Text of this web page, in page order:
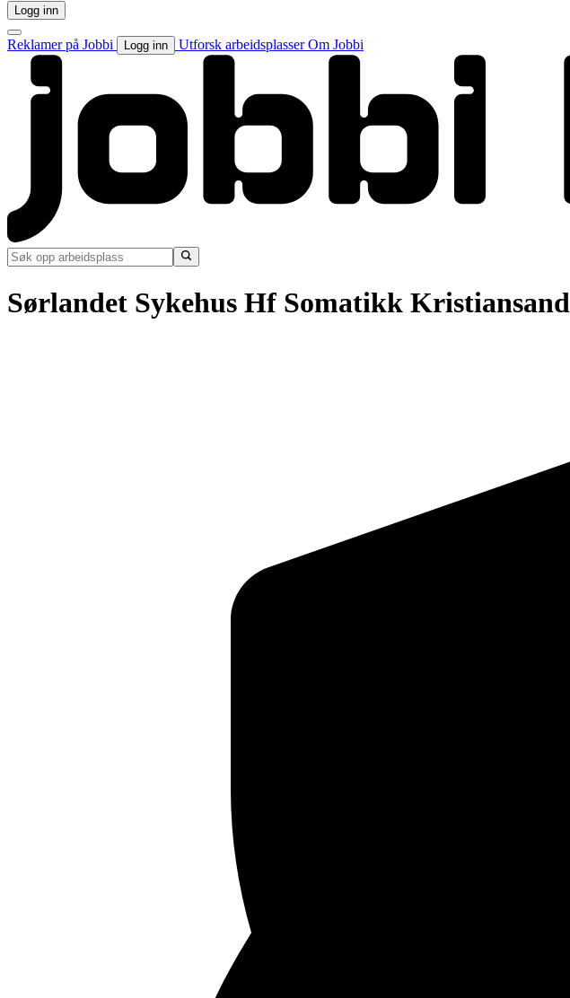
Logg inn
Reklamer på Jobbi Logg inn Utforsk arbeidsplasserOm Jobbi
Sørlandet Sykehus Hf Somatikk Kristiansand